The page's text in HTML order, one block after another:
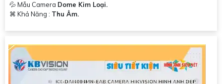
💦 Mẫu Camera Dome Kim Loại.
️⌘ Khả Năng : Thu Âm.